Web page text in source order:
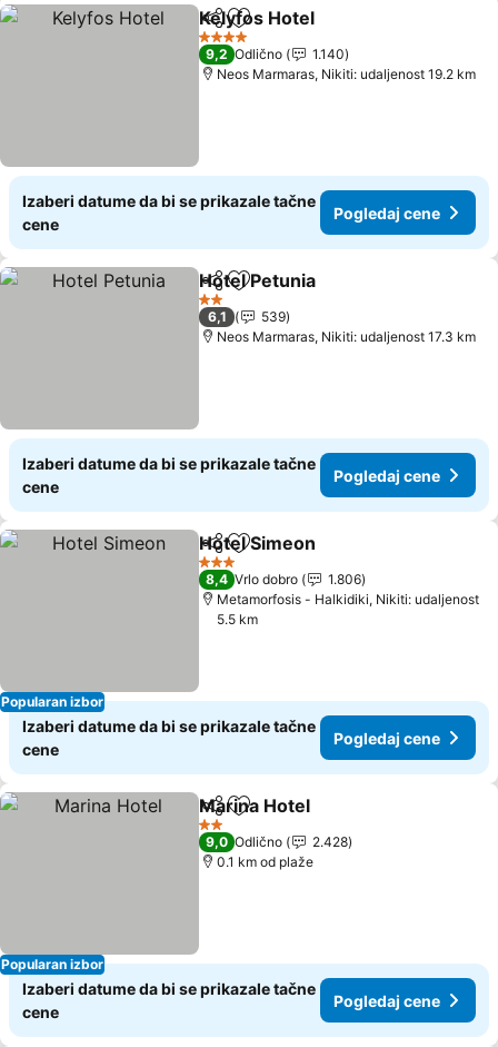
Deli Dodati u favorite
Kelyfos Hotel
4 Zvezdice
9,2 Odlično
1.140
Neos Marmaras, Nikiti: udaljenost 19.2 km
Izaberi datume da bi se prikazale tačne
cene
Pogledaj cene
Deli Dodati u favorite
Hotel Petunia
2 Zvezdice
6,1
539
Neos Marmaras, Nikiti: udaljenost 17.3 km
Izaberi datume da bi se prikazale tačne
cene
Pogledaj cene
Popularan izbor
Deli Dodati u favorite
Hotel Simeon
3 Zvezdice
8,4 Vrlo dobro
1.806
Metamorfosis - Halkidiki, Nikiti: udaljenost
5.5 km
Izaberi datume da bi se prikazale tačne
cene
Pogledaj cene
Popularan izbor
Deli Dodati u favorite
Marina Hotel
2 Zvezdice
9,0 Odlično
2.428
0.1 km od plaže
Izaberi datume da bi se prikazale tačne
cene
Pogledaj cene